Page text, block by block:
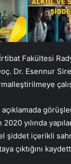
Fakültesi
Dr. Esennur
yılında
şiddet içerikli
çıktığını